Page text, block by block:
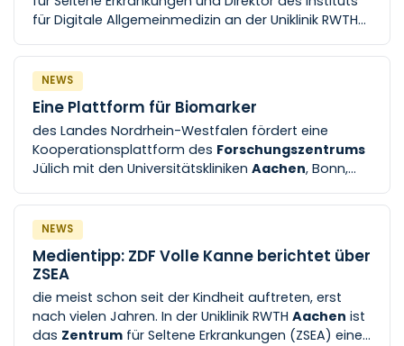
für Digitale Allgemeinmedizin an der Uniklinik RWTH
NEWS
Eine Plattform für Biomarker
des Landes Nordrhein-Westfalen fördert eine
Kooperationsplattform des Forschungszentrums
Jülich mit den Universitätskliniken Aachen, Bonn,
bis April 2027
NEWS
Medientipp: ZDF Volle Kanne berichtet über
ZSEA
die meist schon seit der Kindheit auftreten, erst
nach vielen Jahren. In der Uniklinik RWTH Aachen ist
das Zentrum für Seltene Erkrankungen (ZSEA) eine